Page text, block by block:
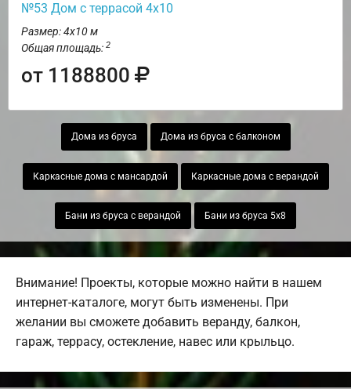
№53 Дом с террасой 4х10
Размер: 4х10 м
Общая площадь: 2
от 1188800
Дома из бруса Дома из бруса с балконом
Каркасные дома с мансардой Каркасные дома с верандой
Бани из бруса с верандой Бани из бруса 5х8
Внимание! Проекты, которые можно найти в нашем
интернет-каталоге, могут быть изменены. При
желании вы сможете добавить веранду, балкон,
гараж, террасу, остекление, навес или крыльцо.